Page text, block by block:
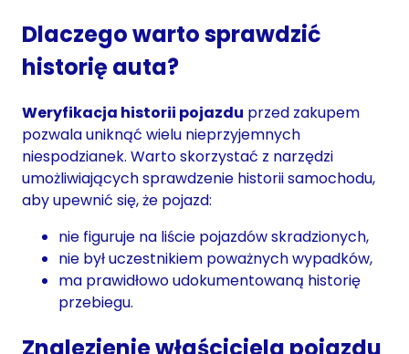
Dlaczego warto sprawdzić
historię auta?
Weryfikacja historii pojazdu przed zakupem
pozwala uniknąć wielu nieprzyjemnych
niespodzianek. Warto skorzystać z narzędzi
umożliwiających sprawdzenie historii samochodu,
aby upewnić się, że pojazd:
nie figuruje na liście pojazdów skradzionych,
nie był uczestnikiem poważnych wypadków,
ma prawidłowo udokumentowaną historię
przebiegu.
Znalezienie właściciela pojazdu